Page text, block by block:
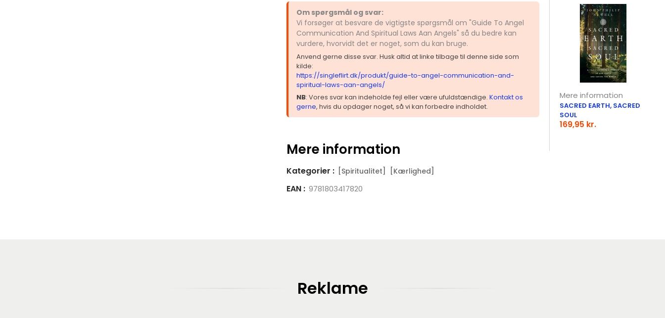
Om spørgsmål og svar:
Vi forsøger at besvare de vigtigste spørgsmål om "Guide To Angel
Communication And Spiritual Laws Aan Angels" så du bedre kan
vurdere, hvorvidt det er noget, som du kan bruge.
Anvend gerne disse svar. Husk altid at linke tilbage til denne side som
kilde:
https://singleflirt.dk/produkt/guide-to-angel-communication-and-
spiritual-laws-aan-angels/
NB: Vores svar kan indeholde fejl eller være ufuldstændige. Kontakt os
gerne, hvis du opdager noget, så vi kan forbedre indholdet.
Mere information
Kategorier : [Spiritualitet] [Kærlighed]
EAN : 9781803417820
Mere information
SACRED EARTH, SACRED
SOUL
169,95 kr.
Reklame